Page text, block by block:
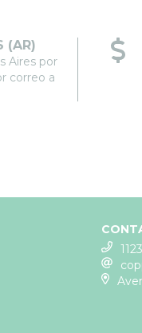
(AR)
Aires por
correo a